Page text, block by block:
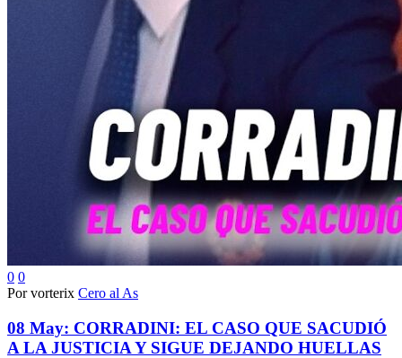
0 0
Por vorterix Cero al As
08 May: CORRADINI: EL CASO QUE SACUDIÓ
A LA JUSTICIA Y SIGUE DEJANDO HUELLAS